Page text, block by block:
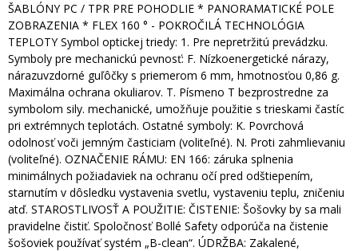
ŠABLÓNY PC / TPR PRE POHODLIE * PANORAMATICKÉ POLE
ZOBRAZENIA * FLEX 160 ° - POKROČILÁ TECHNOLÓGIA
TEPLOTY Symbol optickej triedy: 1. Pre nepretržitú prevádzku.
Symboly pre mechanickú pevnosť: F. Nízkoenergetické nárazy,
nárazuvzdorné guľôčky s priemerom 6 mm, hmotnosťou 0,86 g.
Maximálna ochrana okuliarov. T. Písmeno T bezprostredne za
symbolom sily. mechanické, umožňuje použitie s trieskami častíc
pri extrémnych teplotách. Ostatné symboly: K. Povrchová
odolnosť voči jemným časticiam (voliteľné). N. Proti zahmlievaniu
(voliteľné). OZNAČENIE RÁMU: EN 166: záruka splnenia
minimálnych požiadaviek na ochranu očí pred odštiepením,
starnutím v dôsledku vystavenia svetlu, vystaveniu teplu, zničeniu
atď. STAROSTLIVOSŤ A POUŽITIE: ČISTENIE: Šošovky by sa mali
pravidelne čistiť. Spoločnosť Bollé Safety odporúča na čistenie
šošoviek používať systém „B-clean“. ÚDRŽBA: Zakalené,